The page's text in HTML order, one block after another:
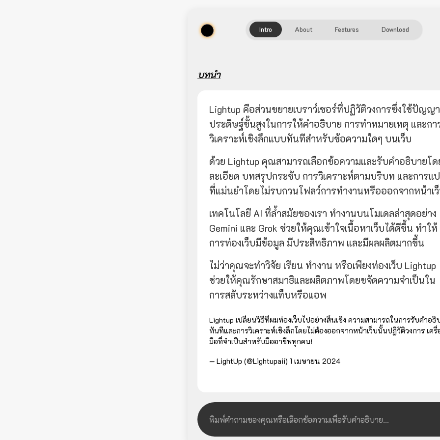
Intro About Features Download
บทนำ
Lightup คือส่วนขยายเบราว์เซอร์ที่ปฏิวัติวงการซึ่งใช้ปัญญา
ประดิษฐ์ขั้นสูงในการให้คำอธิบาย การทำหมายเหตุ และกา
วิเคราะห์เชิงลึกแบบทันทีสำหรับข้อความใดๆ บนเว็บ
ด้วย Lightup คุณสามารถเลือกข้อความและรับคำอธิบายโด
ละเอียด บทสรุปกระชับ การวิเคราะห์ตามบริบท และการแ
ที่แม่นยำโดยไม่รบกวนโฟลว์การทำงานหรือออกจากหน้าเ
เทคโนโลยี AI ที่ล้ำสมัยของเรา ทำงานบนโมเดลล่าสุดอย่าง
Gemini และ Grok ช่วยให้คุณเข้าใจเนื้อหาเว็บได้ดีขึ้น ทำให้
การท่องเว็บมีข้อมูล มีประสิทธิภาพ และมีผลผลิตมากขึ้น
ไม่ว่าคุณจะทำวิจัย เรียน ทำงาน หรือเพียงท่องเว็บ Lightup
ช่วยให้คุณรักษาสมาธิและผลิตภาพโดยขจัดความจำเป็นใน
การสลับระหว่างแท็บหรือแอพ
Lightup เปลี่ยนวิธีที่ผมท่องเว็บไปอย่างสิ้นเชิง ความสามารถในการรับคำอธิ
ทันทีและการวิเคราะห์เชิงลึกโดยไม่ต้องออกจากหน้าเว็บนั้นปฏิวัติวงการ เครื่
มือที่จำเป็นสำหรับมืออาชีพทุกคน!
— LightUp (@Lightupaii) 1 เมษายน 2024